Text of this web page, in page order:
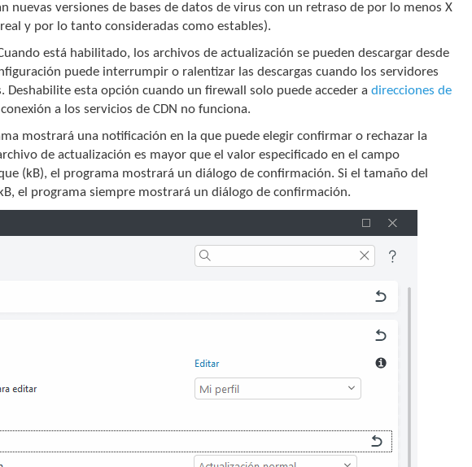
nuevas versiones de bases de datos de virus con un retraso de por lo menos X
y por lo tanto consideradas como estables).
está habilitado, los archivos de actualización se pueden descargar desde
puede interrumpir o ralentizar las descargas cuando los servidores
Deshabilite esta opción cuando un firewall solo puede acceder adirecciones de
a los servicios de CDN no funciona.
mostrará una notificación en la que puede elegir confirmar o rechazar la
de actualización es mayor que el valor especificado en el campo
(kB), el programa mostrará un diálogo de confirmación. Si el tamaño del
el programa siempre mostrará un diálogo de confirmación.